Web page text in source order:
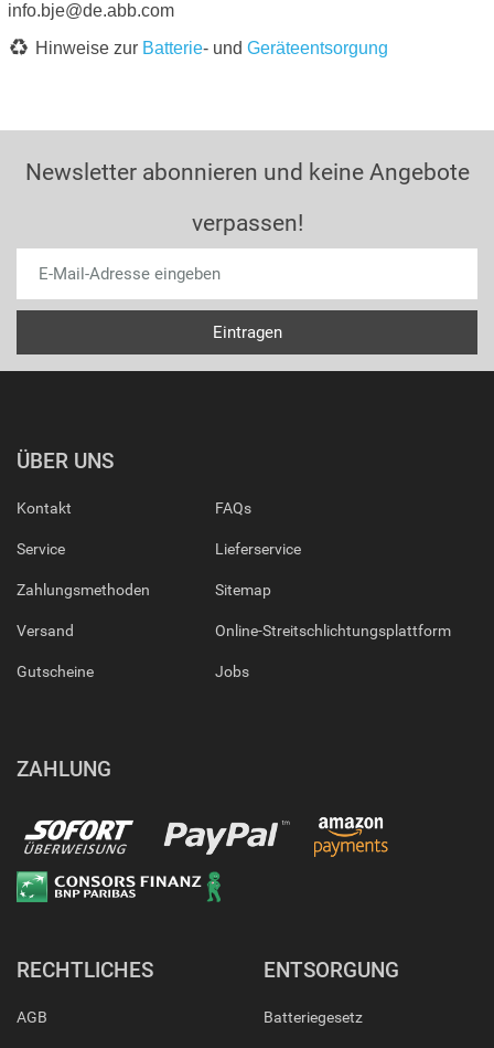
info.bje@de.abb.com
Hinweise zur Batterie- und Geräteentsorgung
Newsletter abonnieren und keine Angebote
verpassen!
ÜBER UNS
Kontakt
Service
Zahlungsmethoden
Versand
Gutscheine
FAQs
Lieferservice
Sitemap
Online-Streitschlichtungsplattform
Jobs
ZAHLUNG
RECHTLICHES
AGB
ENTSORGUNG
Batteriegesetz